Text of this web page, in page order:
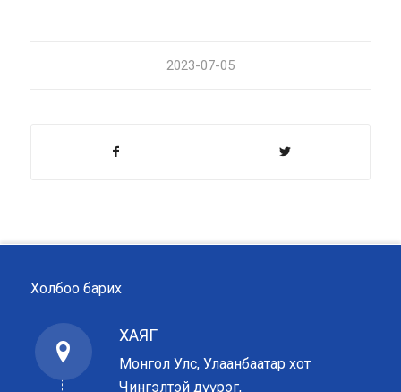
2023-07-05
Холбоо барих
ХАЯГ
Монгол Улс, Улаанбаатар хот
Чингэлтэй дүүрэг,